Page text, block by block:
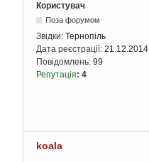
Користувач
Поза форумом
Звідки: Тернопіль
Дата реєстрації: 21.12.2014
Повідомлень: 99
Репутація: 4
koala